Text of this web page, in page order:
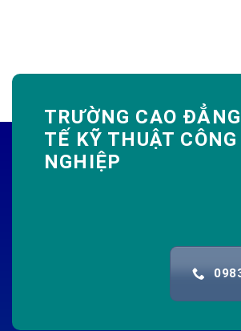
TRƯỜNG CAO
TẾ KỸ THUẬT CÔNG
NGHIỆP